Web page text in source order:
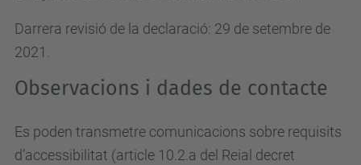
Darrera revisió de la declaració: 29 de setembre de
2021.
Observacions i dades de contacte
Es poden transmetre comunicacions sobre requisits
d’accessibilitat (article 10.2.a del Reial decret